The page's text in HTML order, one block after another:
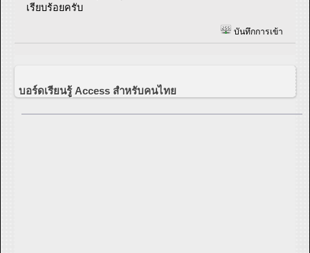
เรียบร้อยครับ
บันทึกการเข้า
บอร์ดเรียนรู้ Access สำหรับคนไทย